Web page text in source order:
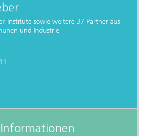
Institute sowie weitere 37 Partner aus
und Industrie